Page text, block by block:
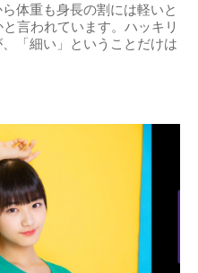
体重も身長の割には軽いと
言われています。ハッキリ
「細い」ということだけは